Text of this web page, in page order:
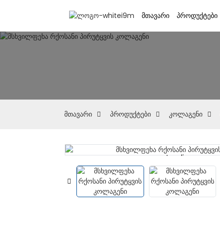
ᲛᲗᲐᲕᲐᲠᲘ ᲞᲠᲝᲓᲣᲥᲢᲔᲑᲘ
მთავარი პროდუქტები კოლაგენი
Loading...
Loading...